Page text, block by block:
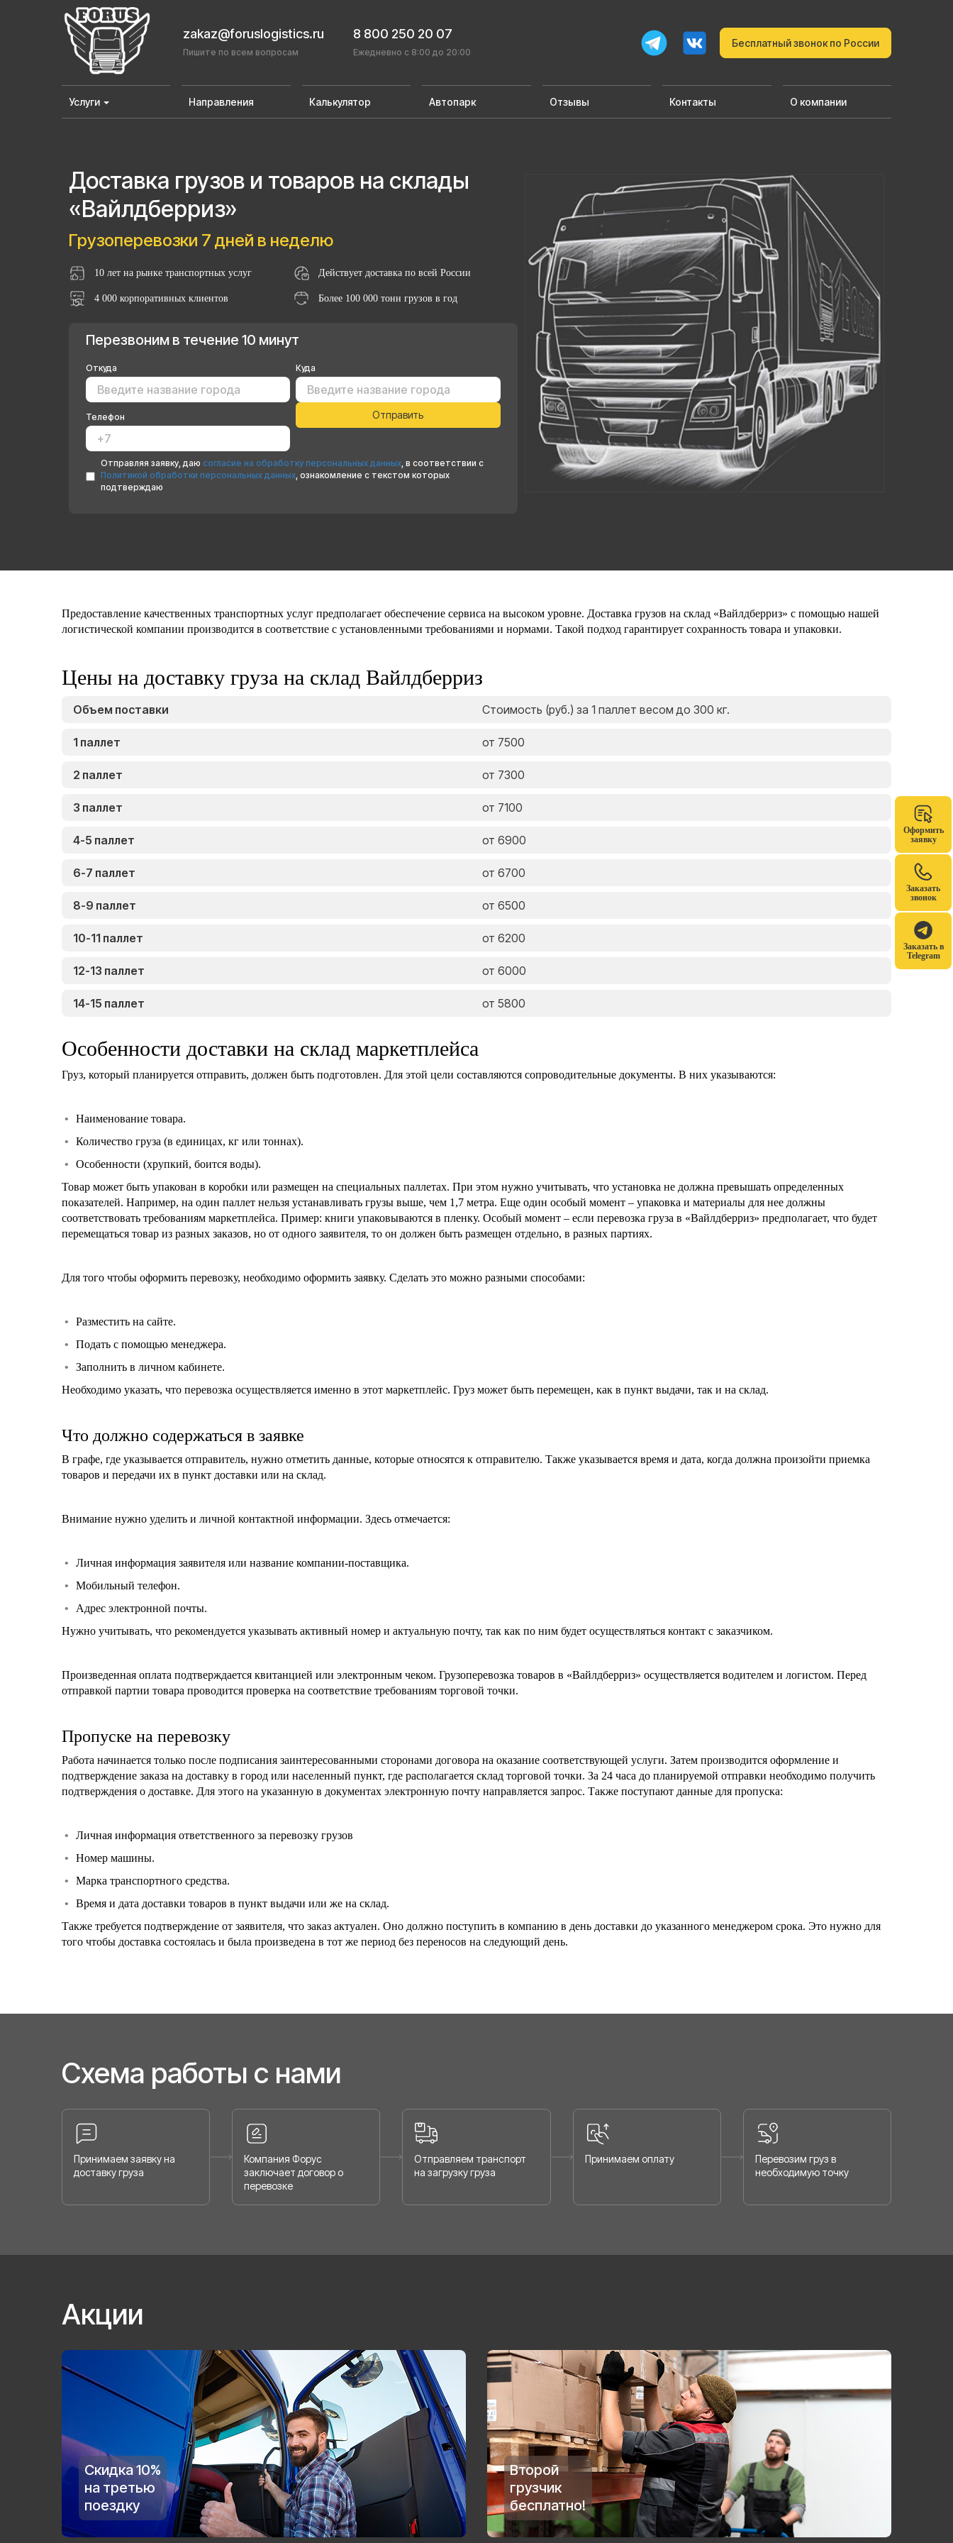
Оформить
заявку
Заказать
звонок
Заказать в
Telegram
zakaz@foruslogistics.ru
Пишите по всем вопросам
8 800 250 20 07
Ежедневно с 8:00 до 20:00
Бесплатный звонок по России
Услуги Направления Калькулятор Автопарк Отзывы Контакты О компании
Доставка грузов и товаров на склады
«Вайлдберриз»
Грузоперевозки 7 дней в неделю
10 лет на рынке транспортных услуг Действует доставка по всей России
4 000 корпоративных клиентов Более 100 000 тонн грузов в год
Перезвоним в течение 10 минут
Откуда Куда
Телефон
Отправляя заявку, даю согласие на обработку персональных данных, в соответствии с
Политикой обработки персональных данных, ознакомление с текстом которых
подтверждаю
Предоставление качественных транспортных услуг предполагает обеспечение сервиса на высоком уровне. Доставка грузов на склад «Вайлдберриз» с помощью нашей
логистической компании производится в соответствие с установленными требованиями и нормами. Такой подход гарантирует сохранность товара и упаковки.
Цены на доставку груза на склад Вайлдберриз
Объем поставки Стоимость (руб.) за 1 паллет весом до 300 кг.
1 паллет от 7500
2 паллет от 7300
3 паллет от 7100
4-5 паллет от 6900
6-7 паллет от 6700
8-9 паллет от 6500
10-11 паллет от 6200
12-13 паллет от 6000
14-15 паллет от 5800
Особенности доставки на склад маркетплейса
Груз, который планируется отправить, должен быть подготовлен. Для этой цели составляются сопроводительные документы. В них указываются:
Наименование товара.
Количество груза (в единицах, кг или тоннах).
Особенности (хрупкий, боится воды).
Товар может быть упакован в коробки или размещен на специальных паллетах. При этом нужно учитывать, что установка не должна превышать определенных
показателей. Например, на один паллет нельзя устанавливать грузы выше, чем 1,7 метра. Еще один особый момент – упаковка и материалы для нее должны
соответствовать требованиям маркетплейса. Пример: книги упаковываются в пленку. Особый момент – если перевозка груза в «Вайлдберриз» предполагает, что будет
перемещаться товар из разных заказов, но от одного заявителя, то он должен быть размещен отдельно, в разных партиях.
Для того чтобы оформить перевозку, необходимо оформить заявку. Сделать это можно разными способами:
Разместить на сайте.
Подать с помощью менеджера.
Заполнить в личном кабинете.
Необходимо указать, что перевозка осуществляется именно в этот маркетплейс. Груз может быть перемещен, как в пункт выдачи, так и на склад.
Что должно содержаться в заявке
В графе, где указывается отправитель, нужно отметить данные, которые относятся к отправителю. Также указывается время и дата, когда должна произойти приемка
товаров и передачи их в пункт доставки или на склад.
Внимание нужно уделить и личной контактной информации. Здесь отмечается:
Личная информация заявителя или название компании-поставщика.
Мобильный телефон.
Адрес электронной почты.
Нужно учитывать, что рекомендуется указывать активный номер и актуальную почту, так как по ним будет осуществляться контакт с заказчиком.
Произведенная оплата подтверждается квитанцией или электронным чеком. Грузоперевозка товаров в «Вайлдберриз» осуществляется водителем и логистом. Перед
отправкой партии товара проводится проверка на соответствие требованиям торговой точки.
Пропуске на перевозку
Работа начинается только после подписания заинтересованными сторонами договора на оказание соответствующей услуги. Затем производится оформление и
подтверждение заказа на доставку в город или населенный пункт, где располагается склад торговой точки. За 24 часа до планируемой отправки необходимо получить
подтверждения о доставке. Для этого на указанную в документах электронную почту направляется запрос. Также поступают данные для пропуска:
Личная информация ответственного за перевозку грузов
Номер машины.
Марка транспортного средства.
Время и дата доставки товаров в пункт выдачи или же на склад.
Также требуется подтверждение от заявителя, что заказ актуален. Оно должно поступить в компанию в день доставки до указанного менеджером срока. Это нужно для
того чтобы доставка состоялась и была произведена в тот же период без переносов на следующий день.
Схема работы с нами
Принимаем заявку на
доставку груза
Компания Форус
заключает договор о
перевозке
Отправляем транспорт
на загрузку груза
Принимаем оплату
Перевозим груз в
необходимую точку
Акции
Скидка 10%
на третью
поездку
Второй
грузчик
бесплатно!